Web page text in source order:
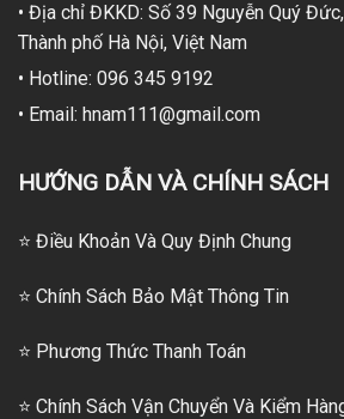
• Địa chỉ ĐKKD: Số 39 Nguyễn Quý
Thành phố Hà Nội, Việt Nam
• Hotline: 096 345 9192
• Email: hnam111@gmail.com
HƯỚNG DẪN VÀ CHÍNH SÁCH
⭐ Điều Khoản Và Quy Định Chung
⭐ Chính Sách Bảo Mật Thông Tin
⭐ Phương Thức Thanh Toán
⭐ Chính Sách Vận Chuyển Và Kiểm